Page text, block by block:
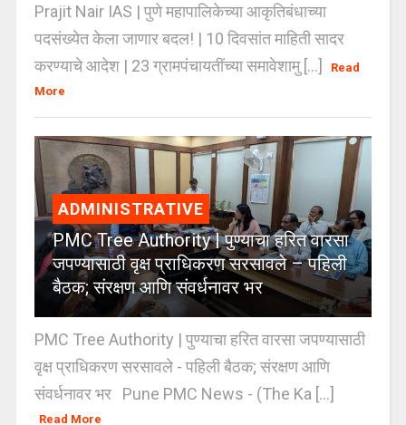
Prajit Nair IAS | पुणे महापालिकेच्या आकृतिबंधाच्या
पदसंख्येत केला जाणार बदल! | 10 दिवसांत माहिती सादर
करण्याचे आदेश | 23 ग्रामपंचायतींच्या समावेशामु [...]
Read
More
ADMINISTRATIVE
PMC Tree Authority | पुण्याचा हरित वारसा
जपण्यासाठी वृक्ष प्राधिकरण सरसावले – पहिली
बैठक; संरक्षण आणि संवर्धनावर भर
PMC Tree Authority | पुण्याचा हरित वारसा जपण्यासाठी
वृक्ष प्राधिकरण सरसावले - पहिली बैठक; संरक्षण आणि
संवर्धनावर भर Pune PMC News - (The Ka [...]
Read More